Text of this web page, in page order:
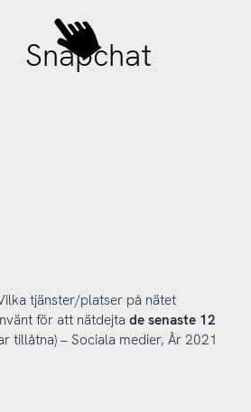
Snapchat
tjänster/platser på nätet
för att nätdejta de senaste 12
tillåtna) – Sociala medier, År 2021